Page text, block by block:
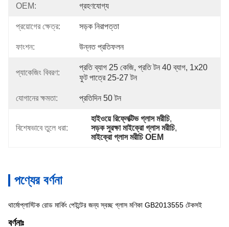
OEM: গ্রহণযোগ্য
প্রয়োগের ক্ষেত্র: সড়ক নিরাপত্তা
ফাংশন: উন্নত প্রতিফলন
প্যাকেজিং বিবরণ:
প্রতি ব্যাগ 25 কেজি, প্রতি টন 40 ব্যাগ, 1x20
ফুট পাত্রে 25-27 টন
যোগানের ক্ষমতা: প্রতিদিন 50 টন
বিশেষভাবে তুলে ধরা:
হাইওয়ে রিফ্লেক্টিভ গ্লাস মরীচি,
সড়ক সুরক্ষা মাইক্রো গ্লাস মরীচি,
মাইক্রো গ্লাস মরীচি OEM
পণ্যের বর্ণনা
থার্মোপ্লাস্টিক রোড মার্কিং পেইন্টের জন্য স্বচ্ছ গ্লাস মণিকা GB2013555 টেকসই
বর্ণনাঃ